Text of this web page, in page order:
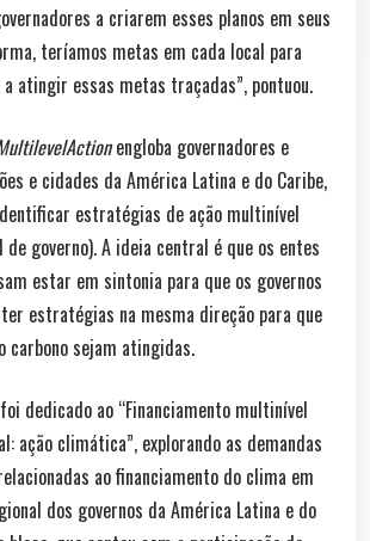
a criarem esses planos em seus
teríamos metas em cada local para
atingir essas metas traçadas”, pontuou.
engloba governadores e
e cidades da América Latina e do Caribe,
estratégias de ação multinível
governo). A ideia central é que os entes
estar em sintonia para que os governos
estratégias na mesma direção para que
carbono sejam atingidas.
dedicado ao “Financiamento multinível
ação climática”, explorando as demandas
ao financiamento do clima em
dos governos da América Latina e do